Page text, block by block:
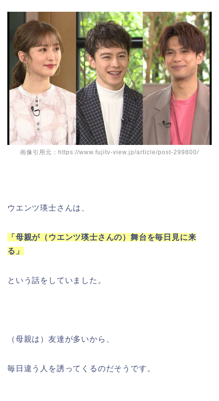
画像引用元：https://www.fujitv-view.jp/article/post-299800/
ウエンツ瑛士さんは、
「母親が（ウエンツ瑛士さんの）舞台を毎日見に来
る」
という話をしていました。
（母親は）友達が多いから、
毎日違う人を誘ってくるのだそうです。